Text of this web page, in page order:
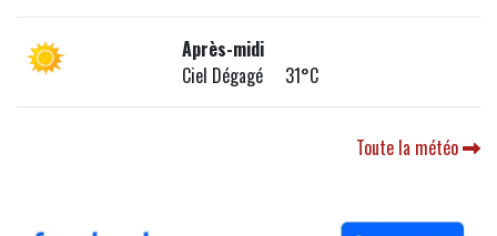
Après-midi
Ciel Dégagé 31°C
Toute la météo